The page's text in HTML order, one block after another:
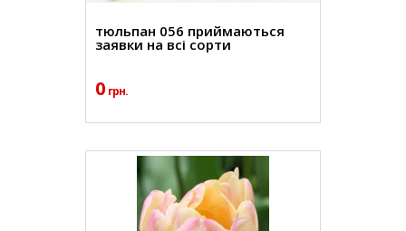
тюльпан 056 приймаються
заявки на всі сорти
0 грн.